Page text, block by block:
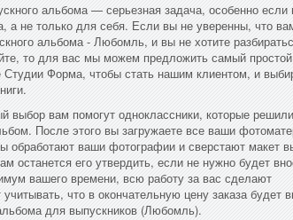
альбома — серьезная задача, особенно если
а не только для себя. Если вы не уверенны, что
альбома - Любомль, и вы не хотите
то для вас мы можем предложить самый
Студии Форма, чтобы стать нашим клиентом, и
выбор вам помогут одноклассники, которые
После этого вы загружаете все ваши
обработают ваши фотографии и сверстают макет
останется его утвердить, если не нужно будет
вашего времени, всю работу за вас сделают
что в окончательную цену заказа будет
для выпускников (Любомль).